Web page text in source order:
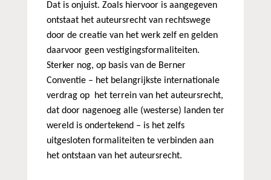
Dat is onjuist. Zoals hiervoor is aangegeven
ontstaat het auteursrecht van rechtswege
door de creatie van het werk zelf en gelden
daarvoor geen vestigingsformaliteiten.
Sterker nog, op basis van de Berner
Conventie – het belangrijkste internationale
verdrag op het terrein van het auteursrecht,
dat door nagenoeg alle (westerse) landen ter
wereld is ondertekend – is het zelfs
uitgesloten formaliteiten te verbinden aan
het ontstaan van het auteursrecht.